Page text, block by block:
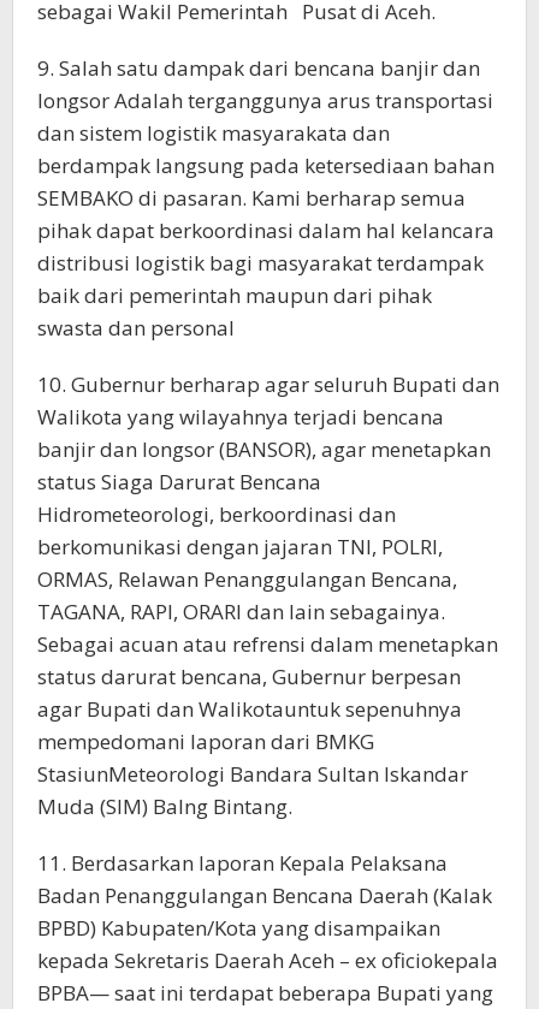
sebagai Wakil Pemerintah Pusat di Aceh.
9. Salah satu dampak dari bencana banjir dan
longsor Adalah terganggunya arus transportasi
dan sistem logistik masyarakata dan
berdampak langsung pada ketersediaan bahan
SEMBAKO di pasaran. Kami berharap semua
pihak dapat berkoordinasi dalam hal kelancara
distribusi logistik bagi masyarakat terdampak
baik dari pemerintah maupun dari pihak
swasta dan personal
10. Gubernur berharap agar seluruh Bupati dan
Walikota yang wilayahnya terjadi bencana
banjir dan longsor (BANSOR), agar menetapkan
status Siaga Darurat Bencana
Hidrometeorologi, berkoordinasi dan
berkomunikasi dengan jajaran TNI, POLRI,
ORMAS, Relawan Penanggulangan Bencana,
TAGANA, RAPI, ORARI dan lain sebagainya.
Sebagai acuan atau refrensi dalam menetapkan
status darurat bencana, Gubernur berpesan
agar Bupati dan Walikotauntuk sepenuhnya
mempedomani laporan dari BMKG
StasiunMeteorologi Bandara Sultan Iskandar
Muda (SIM) Balng Bintang.
11. Berdasarkan laporan Kepala Pelaksana
Badan Penanggulangan Bencana Daerah (Kalak
BPBD) Kabupaten/Kota yang disampaikan
kepada Sekretaris Daerah Aceh – ex oficiokepala
BPBA— saat ini terdapat beberapa Bupati yang